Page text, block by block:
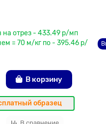
на отрез - 433.49 р/мп
= 70 м/кг по - 395.46 р/
В корзину
образец
В сравнение